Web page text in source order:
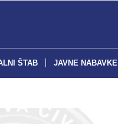
ŠTAB JAVNE NABAVKE